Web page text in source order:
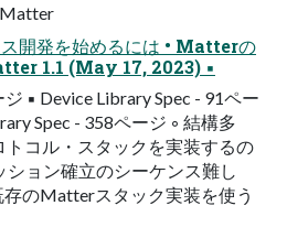
開発を始めるには • Matterの
1.1 (May 17, 2023) ▪
▪ Device Library Spec - 91ペー
Spec - 358ページ ◦ 結構多
コル・スタックを実装するの
ョン確立のシーケンス難し
のMatterスタック実装を使う